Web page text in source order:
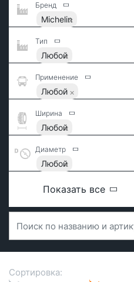
Бренд
Michelin
Тип
Любой
Применение
Любой
Ширина
Любой
Диаметр
Любой
Показать все
Сортировка: